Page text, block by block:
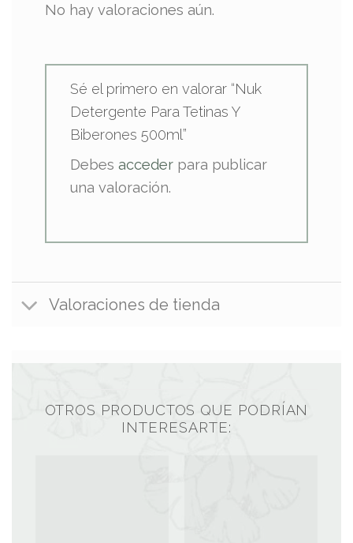
No hay valoraciones aún.
Sé el primero en valorar “Nuk
Detergente Para Tetinas Y
Biberones 500ml”
Debesacceder para publicar
una valoración.
Valoraciones de tienda
OTROS PRODUCTOS QUE PODRÍAN
INTERESARTE: